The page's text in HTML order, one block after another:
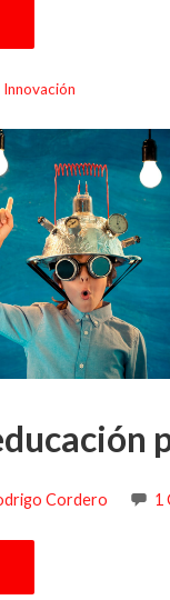
Innovación
Cordero 1